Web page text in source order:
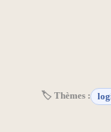
🏷 Thèmes :